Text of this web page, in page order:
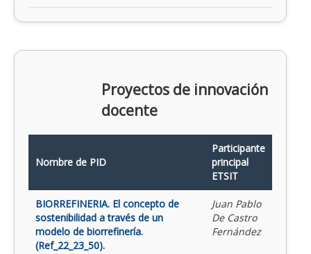
Proyectos de innovación
docente
Nombre de PID
Participante
principal
ETSIT
BIORREFINERIA. El concepto de
sostenibilidad a través de un
modelo de biorrefinería.
(Ref_22_23_50).
Juan Pablo
De Castro
Fernández